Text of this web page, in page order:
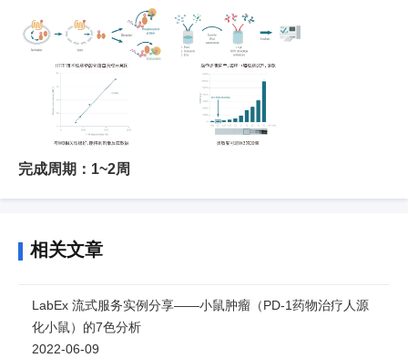
完成周期：1~2周
相关文章
LabEx 流式服务实例分享——小鼠肿瘤（PD-1药物治疗人源
化小鼠）的7色分析
2022-06-09